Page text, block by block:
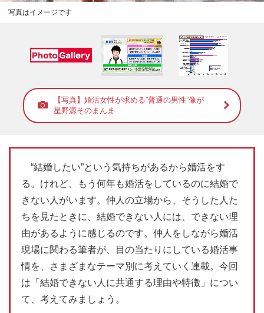
写真はイメージです
【写真】婚活女性が求める”普通の男性”像が
星野源そのまんま
“結婚したい”という気持ちがあるから婚活をす
る。けれど、もう何年も婚活をしているのに結婚で
きない人がいます。仲人の立場から、そうした人た
ちを見たときに、結婚できない人には、できない理
由があるように感じるのです。仲人をしながら婚活
現場に関わる筆者が、目の当たりにしている婚活事
情を、さまざまなテーマ別に考えていく連載。今回
は「結婚できない人に共通する理由や特徴」につい
て、考えてみましょう。